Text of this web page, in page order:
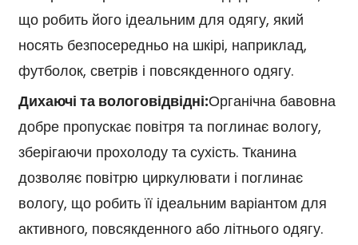
що робить його ідеальним для одягу, який
носять безпосередньо на шкірі, наприклад,
футболок, светрів і повсякденного одягу.
Дихаючі та вологовідвідні:Органічна бавовна
добре пропускає повітря та поглинає вологу,
зберігаючи прохолоду та сухість. Тканина
дозволяє повітрю циркулювати і поглинає
вологу, що робить її ідеальним варіантом для
активного, повсякденного або літнього одягу.